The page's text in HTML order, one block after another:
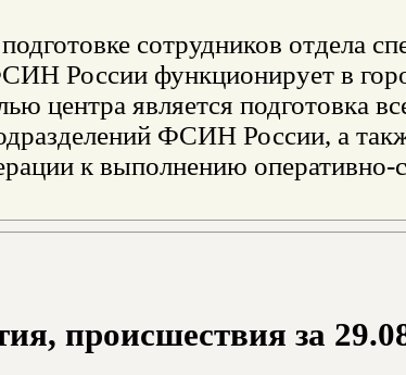
сотрудников отдела
России функционирует в
центра является подготовка
ФСИН России, а
к выполнению
происшествия за